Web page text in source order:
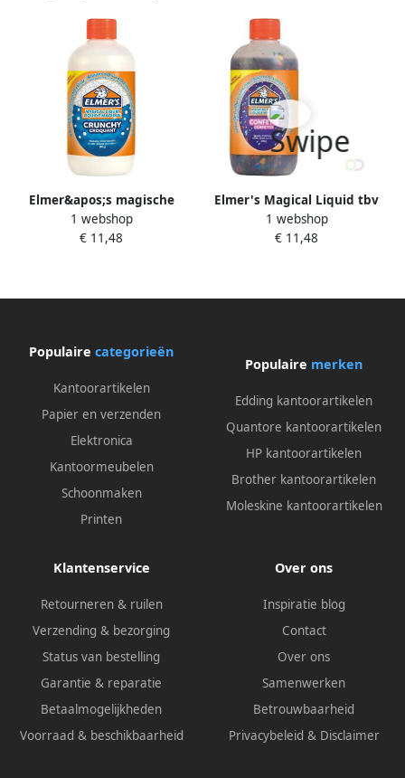
Elmer&apos;s magische
vloeistof crunchy 259 ml
1 webshop
€ 11,48
Elmer's Magical Liquid tbv
kinderlijm confetti
1 webshop
€ 11,48
Populaire categorieën
Kantoorartikelen
Papier en verzenden
Elektronica
Kantoormeubelen
Schoonmaken
Printen
Populaire merken
Edding kantoorartikelen
Quantore kantoorartikelen
HP kantoorartikelen
Brother kantoorartikelen
Moleskine kantoorartikelen
Klantenservice
Retourneren & ruilen
Verzending & bezorging
Status van bestelling
Garantie & reparatie
Betaalmogelijkheden
Voorraad & beschikbaarheid
Over ons
Inspiratie blog
Contact
Over ons
Samenwerken
Betrouwbaarheid
Privacybeleid & Disclaimer